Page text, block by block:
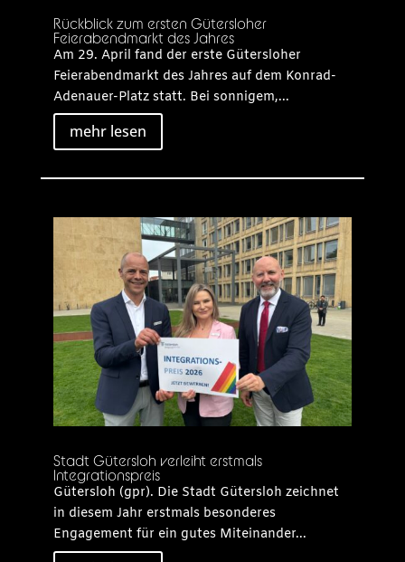
Rückblick zum ersten Gütersloher
Feierabendmarkt des Jahres
Am 29. April fand der erste Gütersloher
Feierabendmarkt des Jahres auf dem Konrad-
Adenauer-Platz statt. Bei sonnigem,...
mehr lesen
Stadt Gütersloh verleiht erstmals
Integrationspreis
Gütersloh (gpr). Die Stadt Gütersloh zeichnet
in diesem Jahr erstmals besonderes
Engagement für ein gutes Miteinander...